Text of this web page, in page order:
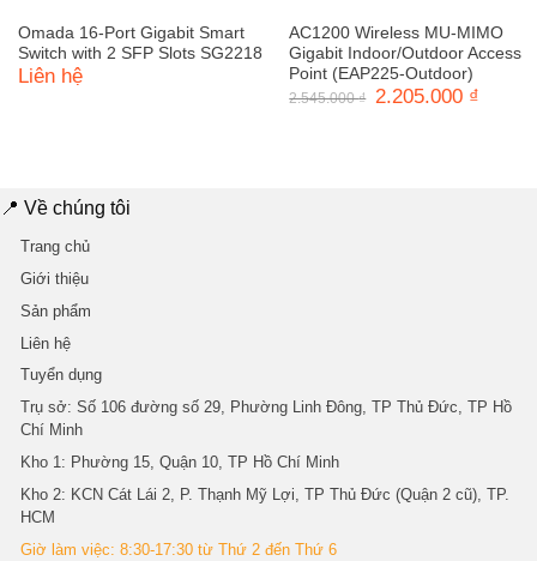
Omada 16-Port Gigabit Smart
Switch with 2 SFP Slots SG2218
Liên hệ
AC1200 Wireless MU-MIMO
Gigabit Indoor/Outdoor Access
Point (EAP225-Outdoor)
2.545.000₫
Giá
gốc
2.205.000 ₫
📍 Về chúng tôi
Trang chủ
Giới thiệu
Sản phẩm
Liên hệ
Tuyển dụng
Trụ sở: Số 106 đường số 29, Phường Linh Đông, TP Thủ Đức, TP Hồ
Chí Minh
Kho 1: Phường 15, Quận 10, TP Hồ Chí Minh
Kho 2: KCN Cát Lái 2, P. Thạnh Mỹ Lợi, TP Thủ Đức (Quận 2 cũ), TP.
HCM
Giờ làm việc: 8:30-17:30 từ Thứ 2 đến Thứ 6